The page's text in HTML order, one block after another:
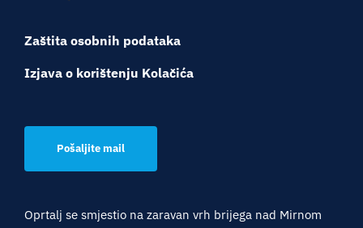
Zaštita osobnih podataka
Izjava o korištenju Kolačića
Pošaljite mail
Oprtalj se smjestio na zaravan vrh brijega nad Mirnom